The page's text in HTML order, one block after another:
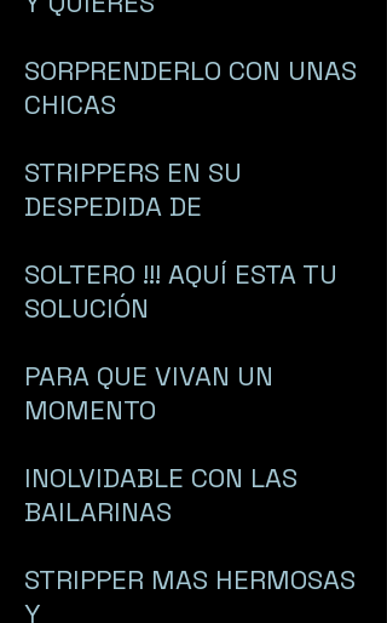
SORPRENDERLO CON UNAS
CHICAS
STRIPPERS EN SU
DESPEDIDA DE
SOLTERO !!! AQUÍ ESTA TU
SOLUCIÓN
PARA QUE VIVAN UN
MOMENTO
INOLVIDABLE CON LAS
BAILARINAS
STRIPPER MAS HERMOSAS
Y